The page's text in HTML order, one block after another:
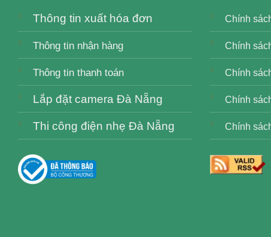
Thông tin xuất hóa đơn
Thông tin nhận hàng
Thông tin thanh toán
Lắp đặt camera Đà Nẵng
Thi công điện nhẹ Đà Nẵng
Chính
Chính
Chính
Chính
Chính